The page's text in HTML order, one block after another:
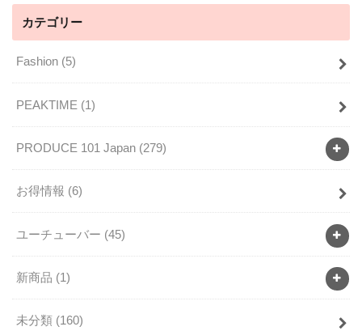
カテゴリー
Fashion (5)
PEAKTIME (1)
PRODUCE 101 Japan (279)
お得情報 (6)
ユーチューバー (45)
新商品 (1)
未分類 (160)